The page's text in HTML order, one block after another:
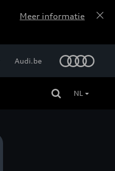
Meer informatie
Audi.be
NL